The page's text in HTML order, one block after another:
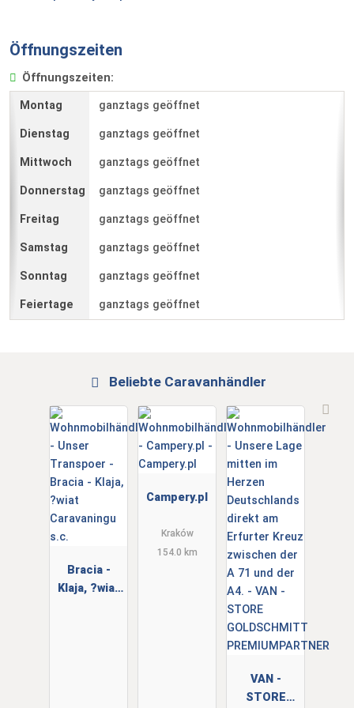
Öffnungszeiten
Öffnungszeiten:
ganztags geöffnet
ganztags geöffnet
ganztags geöffnet
ganztags geöffnet
ganztags geöffnet
ganztags geöffnet
ganztags geöffnet
ganztags geöffnet
Beliebte Caravanhändler
Bracia -
Klaja, ?wiat
Campery.pl
Kraków
154.0 km
VAN -
STORE